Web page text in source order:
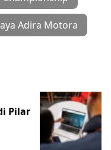
Adira Motora
Pilar